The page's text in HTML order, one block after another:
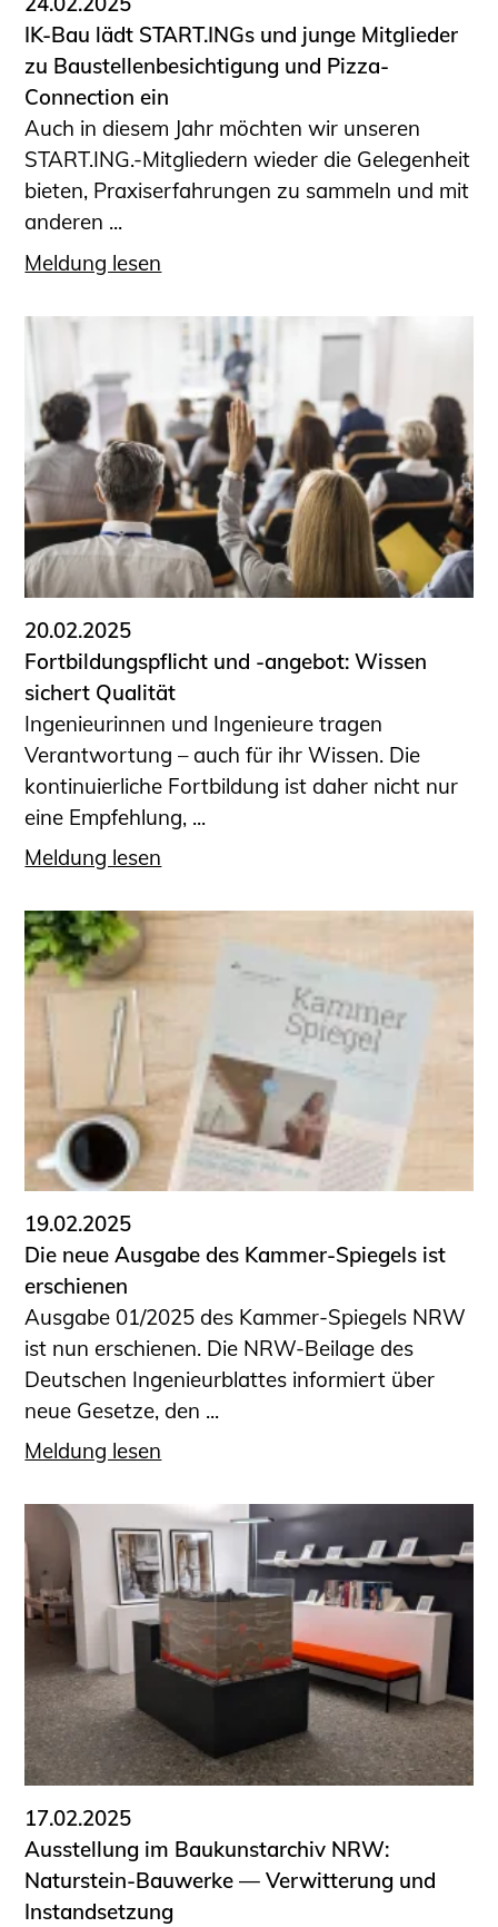
IK-Bau lädt START.INGs und junge Mitglieder
zu Baustellenbesichtigung und Pizza-
Connection ein
Auch in diesem Jahr möchten wir unseren
START.ING.-Mitgliedern wieder die Gelegenheit
bieten, Praxiserfahrungen zu sammeln und mit
anderen ...
Meldung lesen
20.02.2025
Fortbildungspflicht und -angebot: Wissen
sichert Qualität
Ingenieurinnen und Ingenieure tragen
Verantwortung – auch für ihr Wissen. Die
kontinuierliche Fortbildung ist daher nicht nur
eine Empfehlung, ...
Meldung lesen
19.02.2025
Die neue Ausgabe des Kammer-Spiegels ist
erschienen
Ausgabe 01/2025 des Kammer-Spiegels NRW
ist nun erschienen. Die NRW-Beilage des
Deutschen Ingenieurblattes informiert über
neue Gesetze, den ...
Meldung lesen
17.02.2025
Ausstellung im Baukunstarchiv NRW:
Naturstein-Bauwerke — Verwitterung und
Instandsetzung